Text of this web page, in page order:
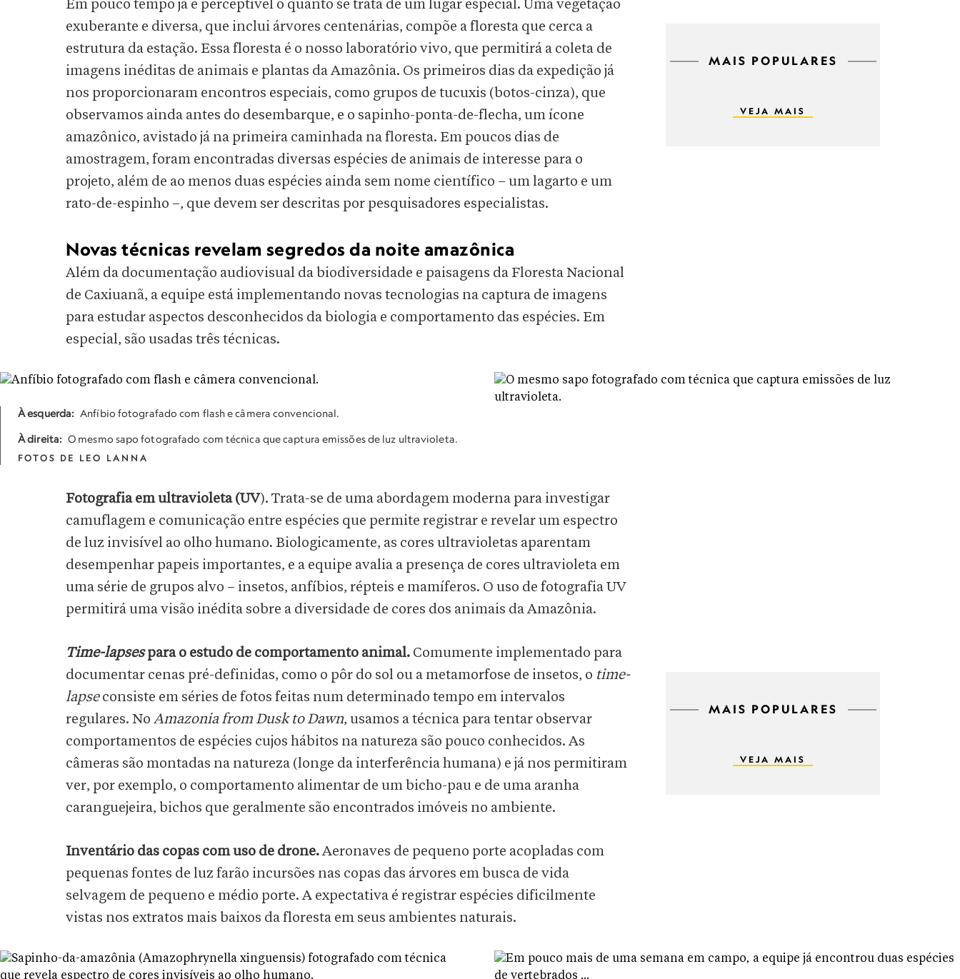
Em pouco tempo já é perceptível o quanto se trata de um lugar especial. Uma vegetação
exuberante e diversa, que inclui árvores centenárias, compõe a floresta que cerca a
estrutura da estação. Essa floresta é o nosso laboratório vivo, que permitirá a coleta de
imagens inéditas de animais e plantas da Amazônia. Os primeiros dias da expedição já
nos proporcionaram encontros especiais, como grupos de tucuxis (botos-cinza), que
observamos ainda antes do desembarque, e o sapinho-ponta-de-flecha, um ícone
amazônico, avistado já na primeira caminhada na floresta. Em poucos dias de
amostragem, foram encontradas diversas espécies de animais de interesse para o
projeto, além de ao menos duas espécies ainda sem nome científico – um lagarto e um
rato-de-espinho –, que devem ser descritas por pesquisadores especialistas.
Novas técnicas revelam segredos da noite amazônica
Além da documentação audiovisual da biodiversidade e paisagens da Floresta Nacional
de Caxiuanã, a equipe está implementando novas tecnologias na captura de imagens
para estudar aspectos desconhecidos da biologia e comportamento das espécies. Em
especial, são usadas três técnicas.
MAIS POPULARES
VEJA MAIS
À esquerda: Anfíbio fotografado com flash e câmera convencional.
À direita: O mesmo sapo fotografado com técnica que captura emissões de luz ultravioleta.
FOTOS DE LEO LANNA
Fotografia em ultravioleta (UV). Trata-se de uma abordagem moderna para investigar
camuflagem e comunicação entre espécies que permite registrar e revelar um espectro
de luz invisível ao olho humano. Biologicamente, as cores ultravioletas aparentam
desempenhar papeis importantes, e a equipe avalia a presença de cores ultravioleta em
uma série de grupos alvo – insetos, anfíbios, répteis e mamíferos. O uso de fotografia UV
permitirá uma visão inédita sobre a diversidade de cores dos animais da Amazônia.
Time-lapsespara o estudo de comportamento animal. Comumente implementado para
documentar cenas pré-definidas, como o pôr do sol ou a metamorfose de insetos, o time-
lapseconsiste em séries de fotos feitas num determinado tempo em intervalos
regulares. No Amazonia from Dusk to Dawn, usamos a técnica para tentar observar
comportamentos de espécies cujos hábitos na natureza são pouco conhecidos. As
câmeras são montadas na natureza (longe da interferência humana) e já nos permitiram
ver, por exemplo, o comportamento alimentar de um bicho-pau e de uma aranha
caranguejeira, bichos que geralmente são encontrados imóveis no ambiente.
Inventário das copas com uso de drone.Aeronaves de pequeno porte acopladas com
pequenas fontes de luz farão incursões nas copas das árvores em busca de vida
selvagem de pequeno e médio porte. A expectativa é registrar espécies dificilmente
vistas nos extratos mais baixos da floresta em seus ambientes naturais.
MAIS POPULARES
VEJA MAIS